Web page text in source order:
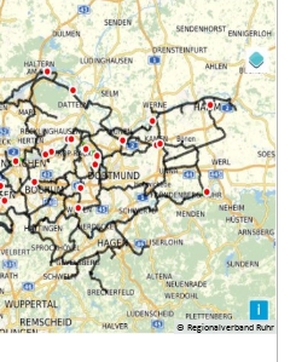
© Regionalverband Ruhr